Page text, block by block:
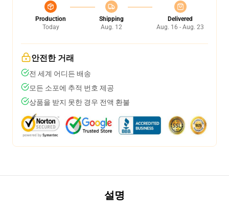
Production
Today
Shipping
Aug. 12
Delivered
Aug. 16 - Aug. 23
안전한 거래
전 세계 어디든 배송
모든 소포에 추적 번호 제공
상품을 받지 못한 경우 전액 환불
설명